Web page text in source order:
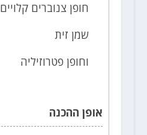
חופן צנוברים קלויים
שמן זית
וחופן פטרוזיליה
אופן ההכנה